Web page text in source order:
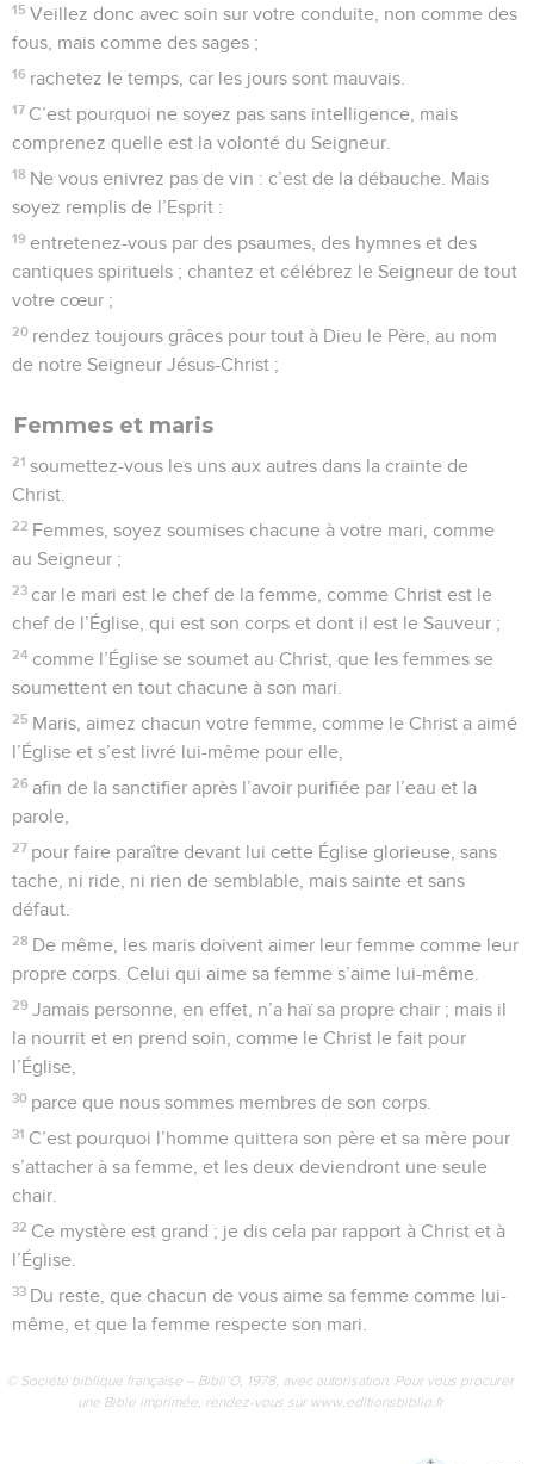
15 Veillez donc avec soin sur votre conduite, non comme des
fous, mais comme des sages ;
16 rachetez le temps, car les jours sont mauvais.
17 C’est pourquoi ne soyez pas sans intelligence, mais
comprenez quelle est la volonté du Seigneur.
18 Ne vous enivrez pas de vin : c’est de la débauche. Mais
soyez remplis de l’Esprit :
19 entretenez-vous par des psaumes, des hymnes et des
cantiques spirituels ; chantez et célébrez le Seigneur de tout
votre cœur ;
20 rendez toujours grâces pour tout à Dieu le Père, au nom
de notre Seigneur Jésus-Christ ;
Femmes et maris
21 soumettez-vous les uns aux autres dans la crainte de
Christ.
22 Femmes, soyez soumises chacune à votre mari, comme
au Seigneur ;
23 car le mari est le chef de la femme, comme Christ est le
chef de l’Église, qui est son corps et dont il est le Sauveur ;
24 comme l’Église se soumet au Christ, que les femmes se
soumettent en tout chacune à son mari.
25 Maris, aimez chacun votre femme, comme le Christ a aimé
l’Église et s’est livré lui-même pour elle,
26 afin de la sanctifier après l’avoir purifiée par l’eau et la
parole,
27 pour faire paraître devant lui cette Église glorieuse, sans
tache, ni ride, ni rien de semblable, mais sainte et sans
défaut.
28 De même, les maris doivent aimer leur femme comme leur
propre corps. Celui qui aime sa femme s’aime lui-même.
29 Jamais personne, en effet, n’a haï sa propre chair ; mais il
la nourrit et en prend soin, comme le Christ le fait pour
l’Église,
30 parce que nous sommes membres de son corps.
31 C’est pourquoi l’homme quittera son père et sa mère pour
s’attacher à sa femme, et les deux deviendront une seule
chair.
32 Ce mystère est grand ; je dis cela par rapport à Christ et à
l’Église.
33 Du reste, que chacun de vous aime sa femme comme lui-
même, et que la femme respecte son mari.
© Société biblique française – Bibli’O, 1978, avec autorisation. Pour vous procurer
une Bible imprimée, rendez-vous sur www.editionsbiblio.fr